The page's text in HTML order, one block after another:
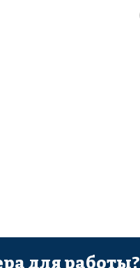
для работы?